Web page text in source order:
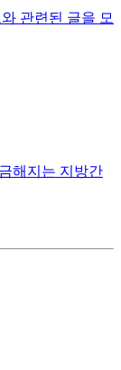
관련된 글을 모
해지는 지방간